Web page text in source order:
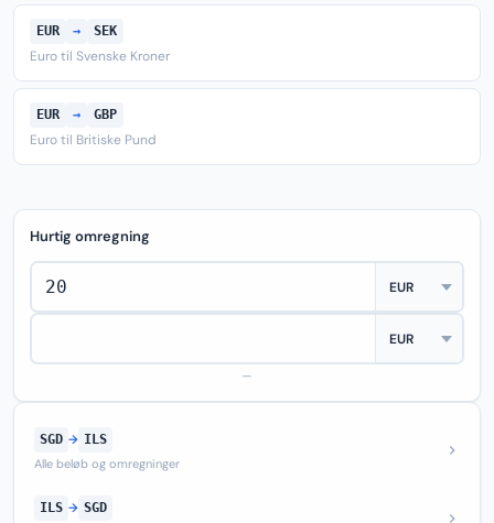
EUR → SEK
Euro til Svenske Kroner
EUR → GBP
Euro til Britiske Pund
Hurtig omregning
—
SGD → ILS
Alle beløb og omregninger
ILS → SGD